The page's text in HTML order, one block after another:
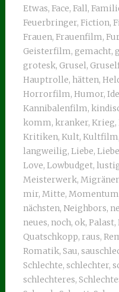
Etwas, Face, Fall,
Feuerbringer, Fiction,
Frauen, Frauenfilm,
Geisterfilm, gemacht,
grotesk, Grusel,
Hauptrolle, hätten,
Horrorfilm, Humor,
Kannibalenfilm,
komm, kranker, Krieg,
Kritiken, Kult, Kultfilm
langweilig, Liebe,
Love, Lowbudget,
Meisterwerk,
mir, Mitte, Momentum
nächsten, Neighbors,
neues, noch, ok, Palast,
Quatschkopp, raus,
Romatik, Sau,
Schlechte, schlechter,
schlechteres,